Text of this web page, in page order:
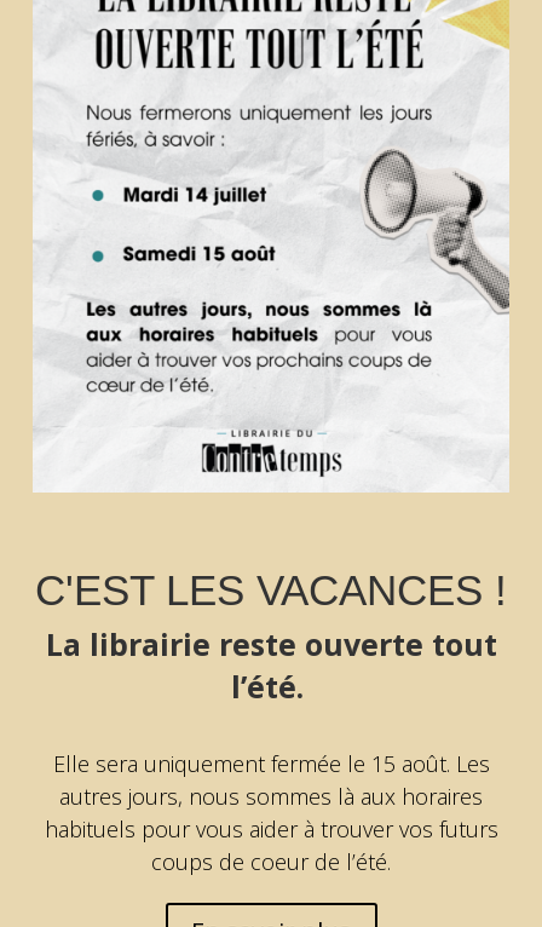
C'EST LES VACANCES !
La librairie reste ouverte tout
l’été.
Elle sera uniquement fermée le 15 août. Les
autres jours, nous sommes là aux horaires
habituels pour vous aider à trouver vos futurs
coups de coeur de l’été.